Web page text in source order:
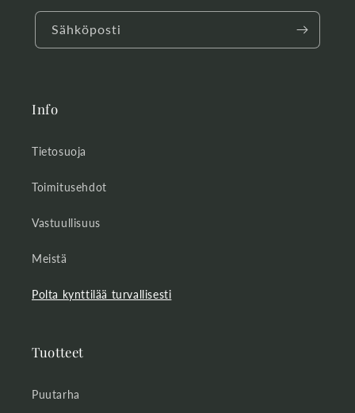
Sähköposti
Info
Tietosuoja
Toimitusehdot
Vastuullisuus
Meistä
Polta kynttilää turvallisesti
Tuotteet
Puutarha